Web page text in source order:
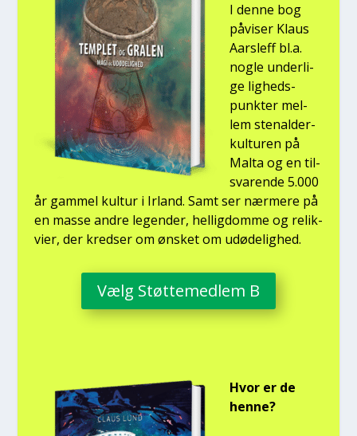
I den­ne bog
påvi­ser Klaus
Aars­l­eff bl.a.
nog­le under­li­
ge lig­heds­
punk­ter mel­
lem ste­nal­der­
kul­tu­ren på
Mal­ta og en til­
sva­ren­de 5.000
år gam­mel kul­tur i Irland. Samt ser nær­me­re på
en mas­se andre legen­der, hel­lig­dom­me og relik­
vi­er, der kred­ser om ønsket om udø­de­lig­hed.
Vælg Støt­te­med­lem B
Hvor er de
hen­ne?